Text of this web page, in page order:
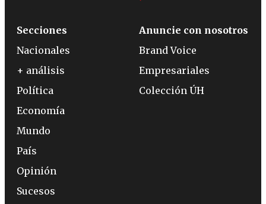
Secciones
Nacionales
+ análisis
Política
Economía
Mundo
País
Opinión
Sucesos
Anuncie con nosotros
Brand Voice
Empresariales
Colección ÚH